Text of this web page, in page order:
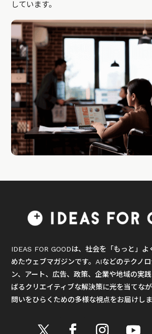
しています。
IDEAS FOR GOODは、社会を「もっと」よ
めたウェブマガジンです。AIなどのテクノ
ン、アート、広告、政策、企業や地域の実
ばるクリエイティブな解決策に光を当てな
問いをひらくための多様な視点をお届けしま